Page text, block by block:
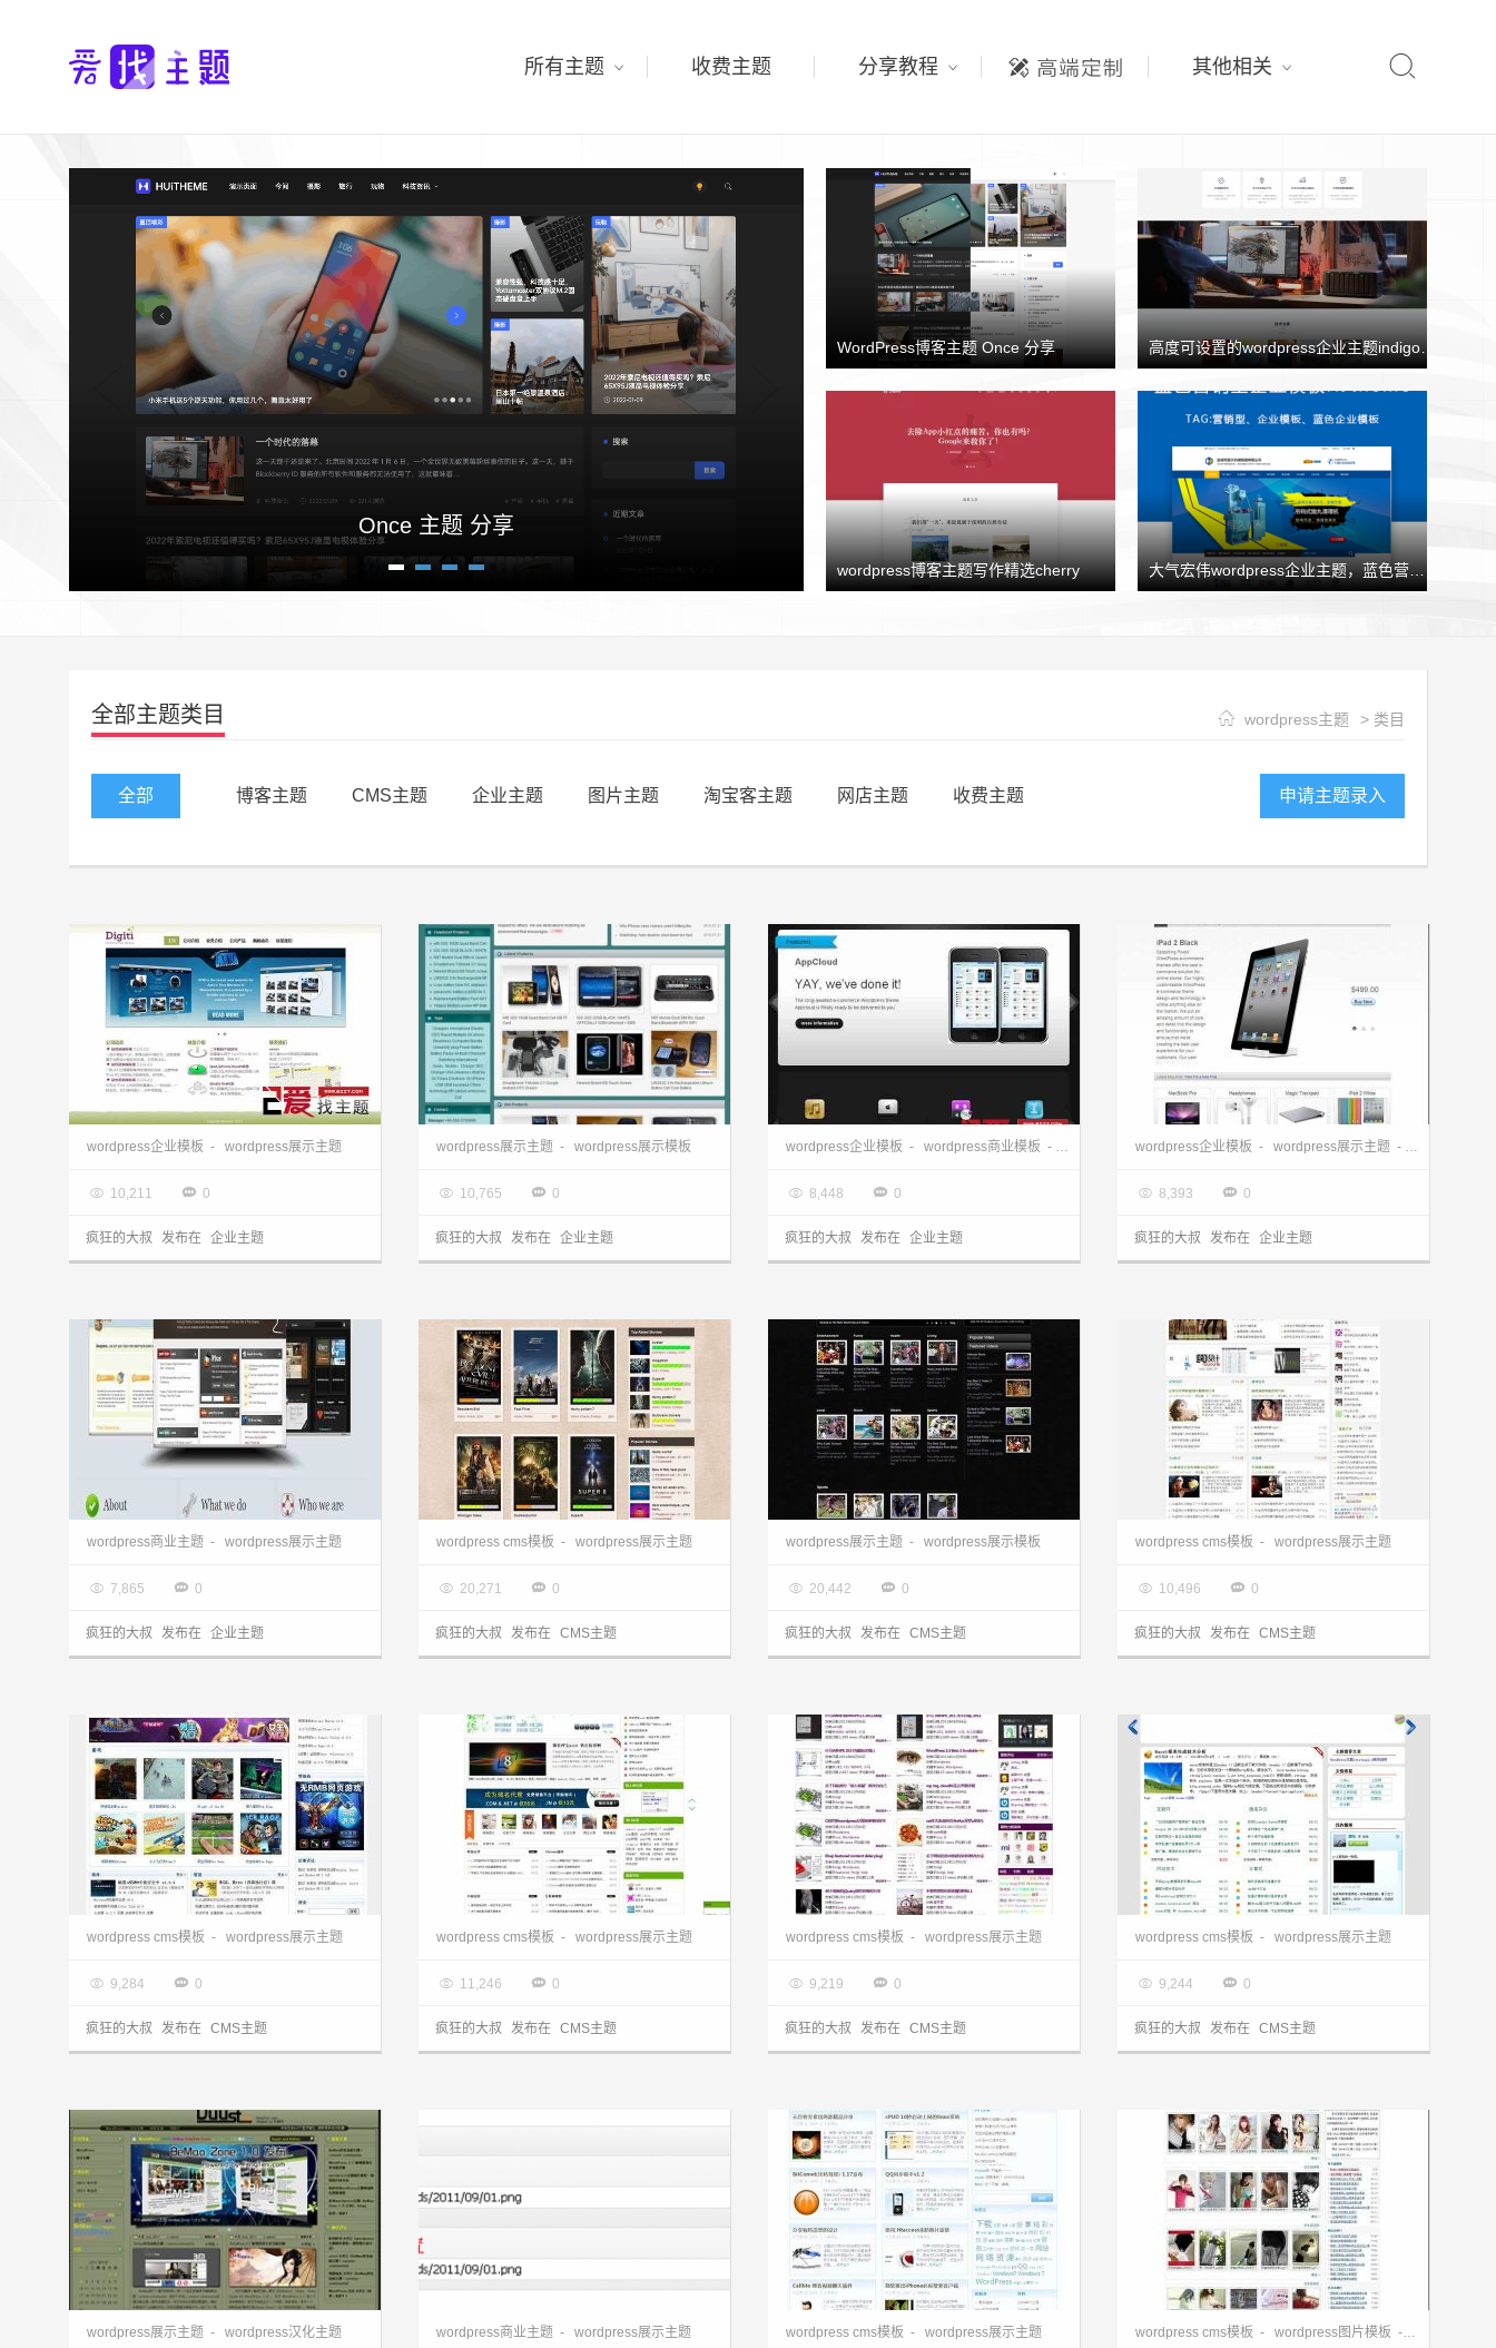
所有主题 收费主题 分享教程 其他相关 
Once 主题 分享
WordPress博客主题 Once 分享 高度可设置的wordpress企业主题indigo分享
wordpress博客主题写作精选cherry 大气宏伟wordpress企业主题，蓝色营销型企业模板HJtheme发布
全部主题类目 wordpress主题 > 类目
全部 博客主题 CMS主题 企业主题 图片主题 淘宝客主题 网店主题 收费主题 申请主题录入
wordpress企业模板 - wordpress展示主题
 10,211  0
疯狂的大叔 发布在 企业主题
wordpress模板:外贸企业TradeD主题
wordpress展示主题 - wordpress展示模板
 10,765  0
疯狂的大叔 发布在 企业主题
wordpress企业主题下载:kelontong主题
wordpress企业模板 - wordpress商业模板 - wordpress展示主题
 8,448  0
疯狂的大叔 发布在 企业主题
wordpress企业主题下载:mio主题
wordpress企业模板 - wordpress展示主题 - wordpress网
 8,393  0
疯狂的大叔 发布在 企业主题
wordpress企业主题下载:Simplybiz主题
wordpress商业主题 - wordpress展示主题
 7,865  0
疯狂的大叔 发布在 企业主题
wordpress模板:标准电影Boxoffice主题
wordpress cms模板 - wordpress展示主题
 20,271  0
疯狂的大叔 发布在 CMS主题
wordpress主题站:视频模板Video主题
wordpress展示主题 - wordpress展示模板
 20,442  0
疯狂的大叔 发布在 CMS主题
wordpress cms主题:中文小型门户lovnvns2.0主题
wordpress cms模板 - wordpress展示主题
 10,496  0
疯狂的大叔 发布在 CMS主题
wordpress cms模板 - wordpress展示主题
 9,284  0
疯狂的大叔 发布在 CMS主题
wordpress模板:中文门户leyar主题
wordpress cms模板 - wordpress展示主题
 11,246  0
疯狂的大叔 发布在 CMS主题
wordpress模板:国人原创紫色cms Purple主题
wordpress cms模板 - wordpress展示主题
 9,219  0
疯狂的大叔 发布在 CMS主题
wordpress cms模板 - wordpress展示主题
 9,244  0
疯狂的大叔 发布在 CMS主题
wordpress图片主题:汉化版duust主题
wordpress展示主题 - wordpress汉化主题 wordpress商业主题 - wordpress展示主题 wordpress cms模板 - wordpress展示主题 wordpress图片主题下载:高仿fzlol非主流图站
wordpress cms模板 - wordpress图片模板 - wordpress展